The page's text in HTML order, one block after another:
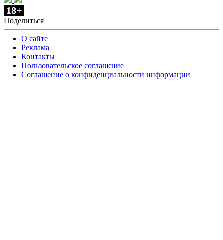
18+
Поделиться
О сайте
Реклама
Контакты
Пользовательское соглашение
Соглашение о конфиденциальности информации